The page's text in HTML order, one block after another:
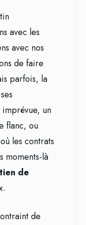
avec les
avec nos
de faire
parfois, la
un
flanc, ou
les contrats
moments-là
de
de